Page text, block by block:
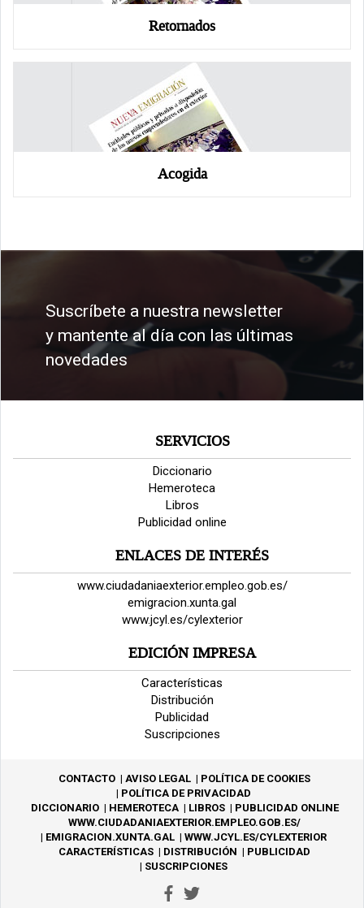
Retornados
Acogida
Suscríbete a nuestra newsletter
y mantente al día con las últimas
novedades
SERVICIOS
Diccionario
Hemeroteca
Libros
Publicidad online
ENLACES DE INTERÉS
www.ciudadaniaexterior.empleo.gob.es/
emigracion.xunta.gal
www.jcyl.es/cylexterior
EDICIÓN IMPRESA
Características
Distribución
Publicidad
Suscripciones
CONTACTO AVISO LEGAL
POLÍTICA DE COOKIES
POLÍTICA DE PRIVACIDAD
DICCIONARIO
HEMEROTECA LIBROS
PUBLICIDAD ONLINE
WWW.CIUDADANIAEXTERIOR.EMPLEO.GOB.ES/
EMIGRACION.XUNTA.GAL
WWW.JCYL.ES/CYLEXTERIOR
CARACTERÍSTICAS
DISTRIBUCIÓN
PUBLICIDAD
SUSCRIPCIONES